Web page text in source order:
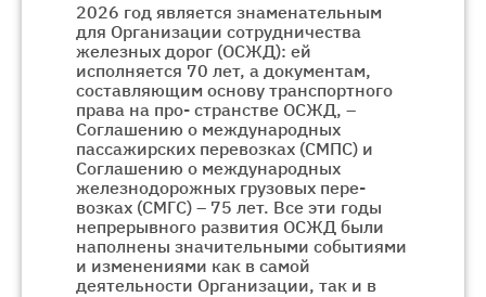
2026 год является знаменательным
для Организации сотрудничества
железных дорог (ОСЖД): ей
исполняется 70 лет, а документам,
составляющим основу транспортного
права на про- странстве ОСЖД, –
Соглашению о международных
пассажирских перевозках (СМПС) и
Соглашению о международных
железнодорожных грузовых пере-
возках (СМГС) – 75 лет. Все эти годы
непрерывного развития ОСЖД были
наполнены значительными событиями
и изменениями как в самой
деятельности Организации, так и в